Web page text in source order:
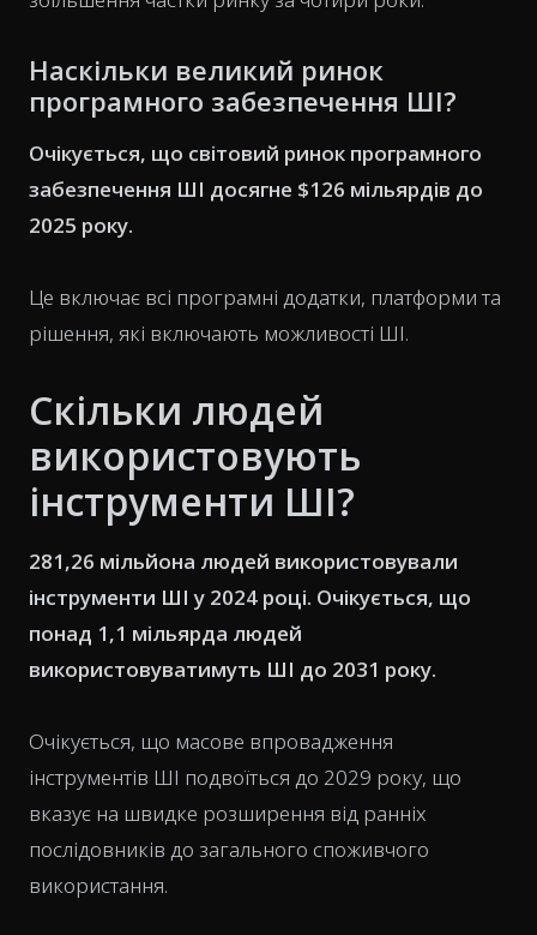
Наскільки великий ринок
програмного забезпечення ШІ?
Очікується, що світовий ринок програмного
забезпечення ШІ досягне $126 мільярдів до
2025 року.
Це включає всі програмні додатки, платформи та
рішення, які включають можливості ШІ.
Скільки людей
використовують
інструменти ШІ?
281,26 мільйона людей використовували
інструменти ШІ у 2024 році. Очікується, що
понад 1,1 мільярда людей
використовуватимуть ШІ до 2031 року.
Очікується, що масове впровадження
інструментів ШІ подвоїться до 2029 року, що
вказує на швидке розширення від ранніх
послідовників до загального споживчого
використання.